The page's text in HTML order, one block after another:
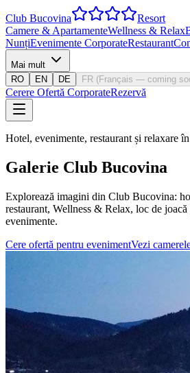
Club Bucovina
Resort
Camere & ApartamenteWellness & Relax
NunțiEvenimente CorporateRestaurant
Mai mult
RO
EN DE FR (Français — coming
Cerere Ofertă CorporateRezervă
Hotel, evenimente, restaurant și relaxare
Galerie Club Bucovina
Explorează imagini din Club Bucovina:
restaurant, Wellness & Relax, loc de
evenimente.
Cere ofertă pentru evenimentVezi